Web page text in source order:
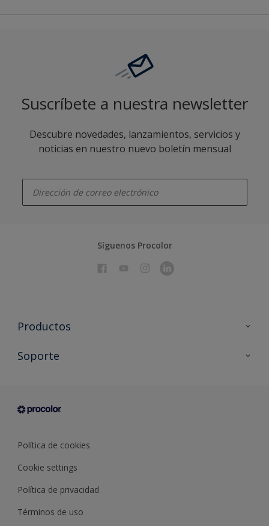
Suscríbete a nuestra newsletter
Descubre novedades, lanzamientos, servicios y
noticias en nuestro nuevo boletín mensual
Síguenos Procolor
Productos
Todos los productos
Condiciones generales de venta
Soporte
Sobre Procolor
Política de cookies
Cookie settings
Política de privacidad
Términos de uso